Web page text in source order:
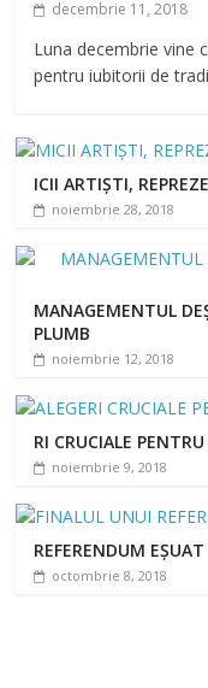
decembrie 11, 2018
Luna decembrie vine
pentru iubitorii de
ICII ARTIȘTI,
noiembrie 28, 2018
MANAGEMENTUL
PLUMB
noiembrie 12, 2018
RI CRUCIALE
noiembrie 9, 2018
REFERENDUM EȘUAT
octombrie 8, 2018